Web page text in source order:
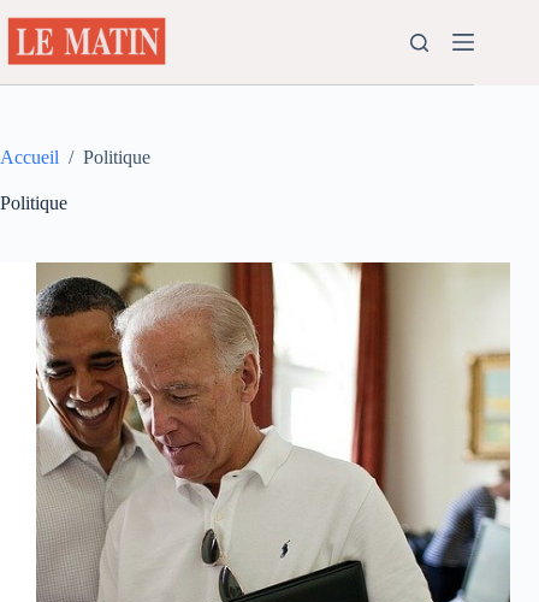
au
contenu
Accueil / Politique
Politique